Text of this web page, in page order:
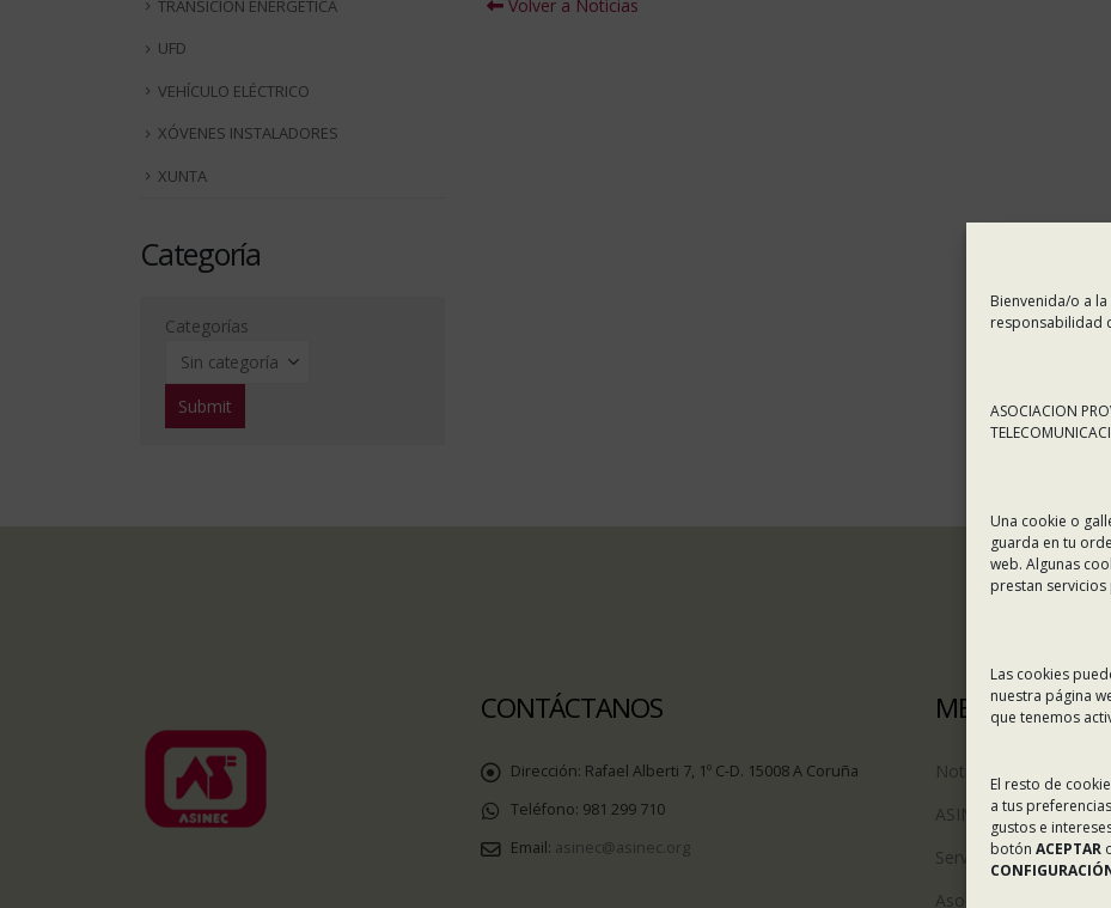
Bienvenida/o a
responsabilidad
ASOCIACION
Una cookie o
guarda en tu
web. Algunas
prestan
Las cookies
nuestra página
que tenemos
El resto de
a tus
gustos e
botón ACEPTAR
Volver a Noticias
TRANSICIÓN ENERGÉTICA
UFD
VEHÍCULO ELÉCTRICO
XÓVENES INSTALADORES
XUNTA
Categoría
Categorías
CONTÁCTANOS
Dirección: Rafael Alberti 7, 1º C-D. 15008 A Coruña
Teléfono: 981 299 710
Email: asinec@asinec.org
MENÚ
Noticias
ASINEC
Servicios
Asociados